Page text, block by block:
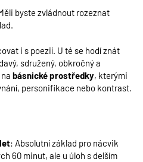
byste zvládnout rozeznat
i s poezií. U té se hodí znát
sdružený, obkročný a
básnické prostředky, kterými
personifikace nebo kontrast.
: Absolutní základ pro nácvik
60 minut, ale u úloh s delším